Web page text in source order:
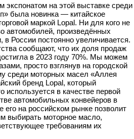
на этой выставке среди
была новинка — китайское
маркой Lopal. Ни для кого не
автомобилей, произведённых
в России постоянно увеличивается.
сообщают, что их доля продаж
в 2023 году 70%. Мы можем
просто взглянув на городской
среди моторных масел «Аллея
бренд Lopal, который
используется в качестве первой
автомобильных конвейеров в
его на российском рынке позволит
выбирать моторное масло,
требованиям их